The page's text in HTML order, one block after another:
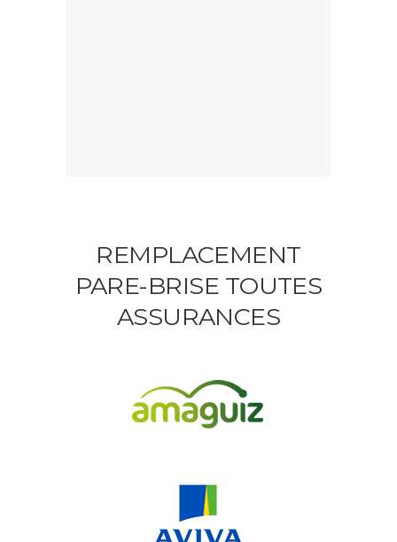
REMPLACEMENT
PARE-BRISE TOUTES
ASSURANCES